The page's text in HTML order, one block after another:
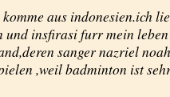
aus indonesien.ich
und insfirasi furr mein
sanger nazriel
,weil badminton ist